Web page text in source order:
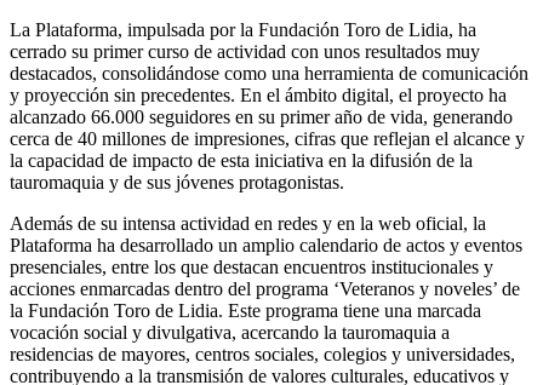
La Plataforma, impulsada por la Fundación Toro de Lidia, ha
cerrado su primer curso de actividad con unos resultados muy
destacados, consolidándose como una herramienta de comunicación
y proyección sin precedentes. En el ámbito digital, el proyecto ha
alcanzado 66.000 seguidores en su primer año de vida, generando
cerca de 40 millones de impresiones, cifras que reflejan el alcance y
la capacidad de impacto de esta iniciativa en la difusión de la
tauromaquia y de sus jóvenes protagonistas.
Además de su intensa actividad en redes y en la web oficial, la
Plataforma ha desarrollado un amplio calendario de actos y eventos
presenciales, entre los que destacan encuentros institucionales y
acciones enmarcadas dentro del programa ‘Veteranos y noveles’ de
la Fundación Toro de Lidia. Este programa tiene una marcada
vocación social y divulgativa, acercando la tauromaquia a
residencias de mayores, centros sociales, colegios y universidades,
contribuyendo a la transmisión de valores culturales, educativos y